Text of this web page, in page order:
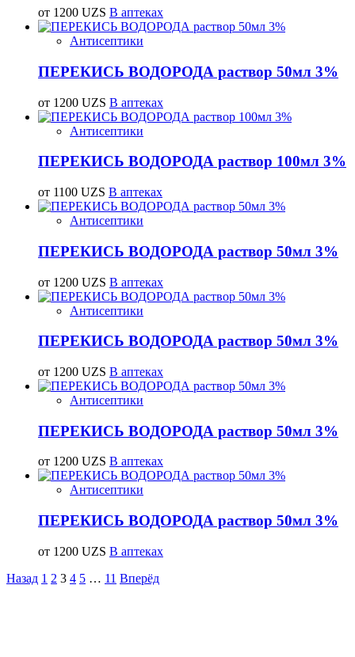
от 1200 UZS В аптеках
Антисептики
ПЕРЕКИСЬ ВОДОРОДА раствор 50мл 3%
от 1200 UZS В аптеках
Антисептики
ПЕРЕКИСЬ ВОДОРОДА раствор 100мл 3%
от 1100 UZS В аптеках
Антисептики
ПЕРЕКИСЬ ВОДОРОДА раствор 50мл 3%
от 1200 UZS В аптеках
Антисептики
ПЕРЕКИСЬ ВОДОРОДА раствор 50мл 3%
от 1200 UZS В аптеках
Антисептики
ПЕРЕКИСЬ ВОДОРОДА раствор 50мл 3%
от 1200 UZS В аптеках
Антисептики
ПЕРЕКИСЬ ВОДОРОДА раствор 50мл 3%
от 1200 UZS В аптеках
Назад 1 2 3 4 5 … 11 Вперёд